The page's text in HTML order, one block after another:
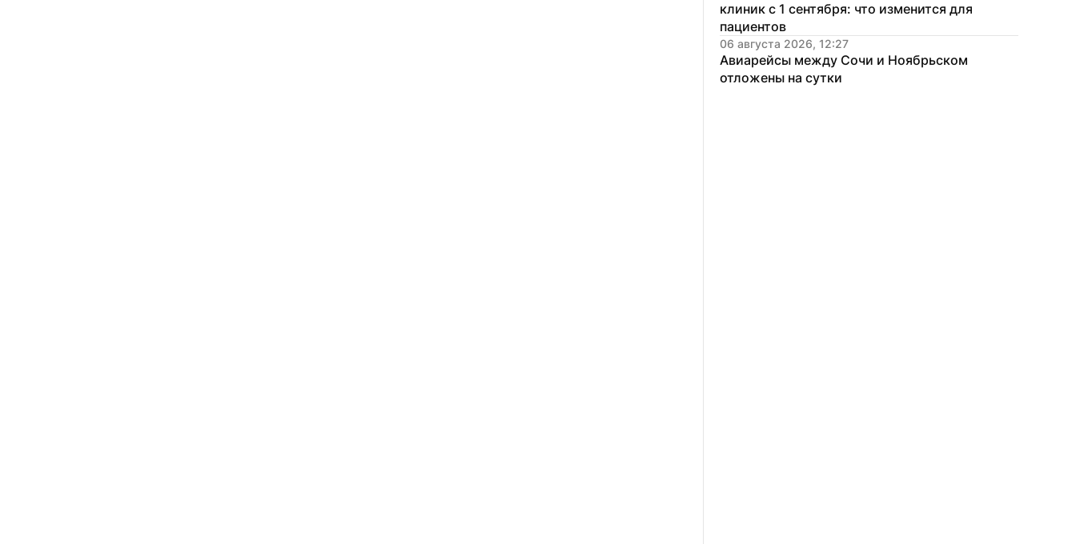
клиник с 1 сентября: что изменится для
пациентов
06 августа 2026, 12:27
Авиарейсы между Сочи и Ноябрьском
отложены на сутки